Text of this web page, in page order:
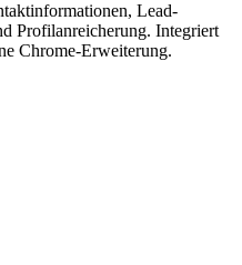
Lead-
Profilanreicherung. Integriert
Chrome-Erweiterung.